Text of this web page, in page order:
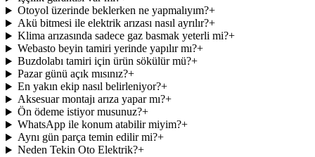
Otoyol üzerinde beklerken ne yapmalıyım?+
Akü bitmesi ile elektrik arızası nasıl ayrılır?+
Klima arızasında sadece gaz basmak yeterli mi?+
Webasto beyin tamiri yerinde yapılır mı?+
Buzdolabı tamiri için ürün sökülür mü?+
Pazar günü açık mısınız?+
En yakın ekip nasıl belirleniyor?+
Aksesuar montajı arıza yapar mı?+
Ön ödeme istiyor musunuz?+
WhatsApp ile konum atabilir miyim?+
Aynı gün parça temin edilir mi?+
Neden Tekin Oto Elektrik?+